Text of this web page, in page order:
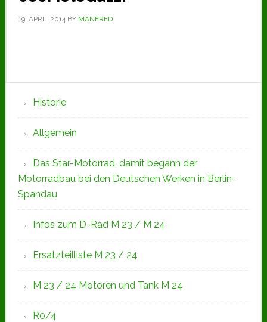
19. APRIL 2014BY MANFRED
Seitenspalte
Historie
Allgemein
Das Star-Motorrad, damit begann der
Motorradbau bei den Deutschen Werken in Berlin-
Spandau
Infos zum D-Rad M 23 / M 24
Ersatzteilliste M 23 / 24
M 23 / 24 Motoren und Tank M 24
R0/4